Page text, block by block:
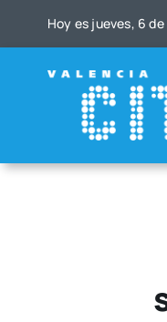
Hoy es jue­ves, 6